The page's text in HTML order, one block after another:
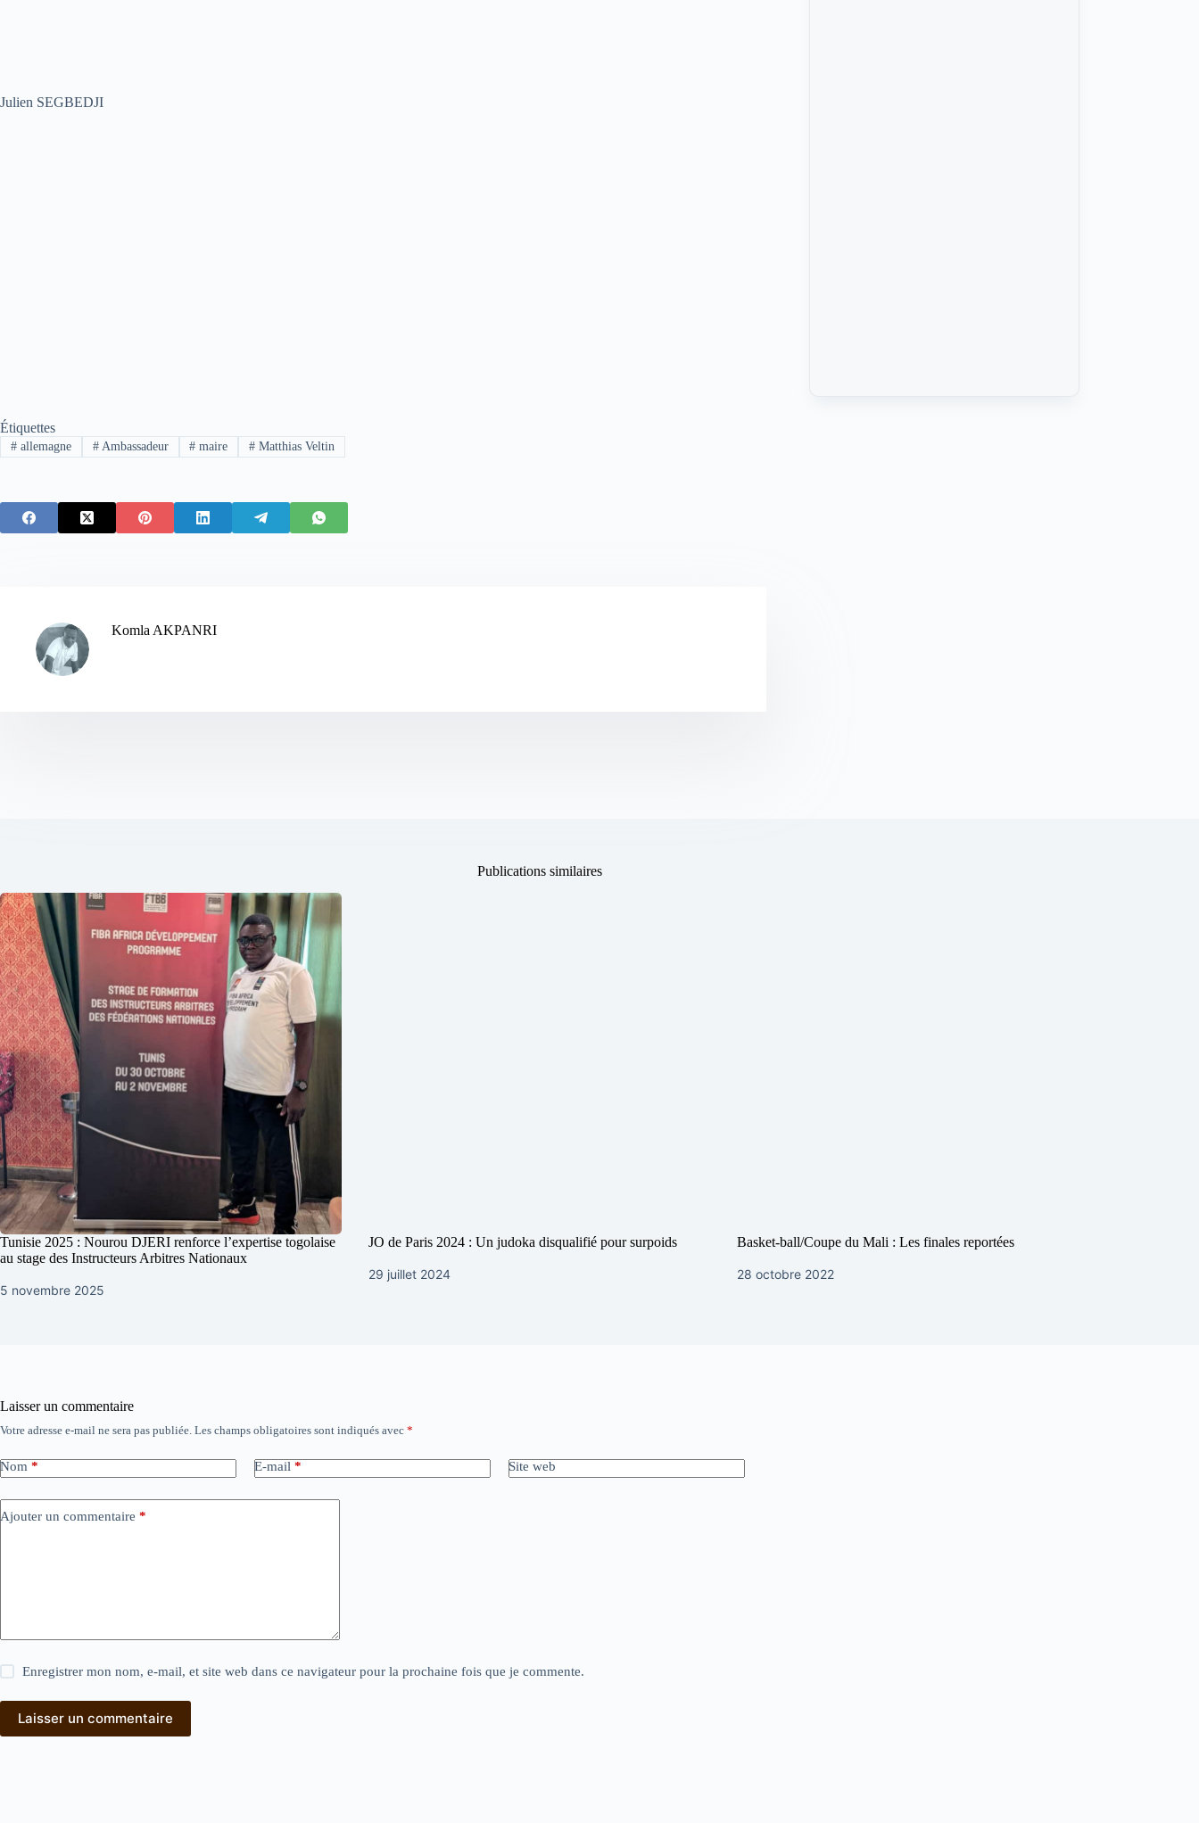
Julien SEGBEDJI
Étiquettes
#allemagne #Ambassadeur # maire # Matthias Veltin
Komla AKPANRI
Publications similaires
Tunisie 2025 : Nourou DJERI renforce l’expertise togolaise
au stage des Instructeurs Arbitres Nationaux
5 novembre 2025
JO de Paris 2024 : Un judoka disqualifié pour surpoids
29 juillet 2024
Basket-ball/Coupe du Mali : Les finales reportées
28 octobre 2022
Laisser un commentaire
Votre adresse e-mail ne sera pas publiée. Les champs obligatoires sont indiqués avec *
Nom * E-mail * Site web
Ajouter un commentaire *
Enregistrer mon nom, e-mail, et site web dans ce navigateur pour la prochaine fois que je commente.
Laisser un commentaire